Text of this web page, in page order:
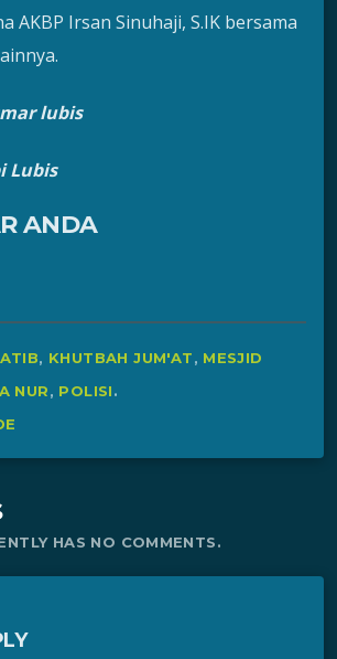
AKBP Irsan Sinuhaji, S.IK bersama
lubis
Lubis
ANDA
, KHUTBAH JUM'AT, MESJID
NUR, POLISI.
HAS NO COMMENTS.